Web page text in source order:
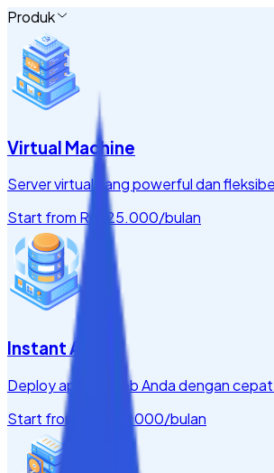
Produk
Virtual Machine
Server virtual yang powerful dan
Start from Rp 125.000/bulan
Instant App
Deploy aplikasi web Anda dengan
Start from
Rp 200.000/bulan